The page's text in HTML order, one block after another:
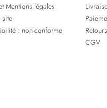
Mentions légales
site
: non-conforme
CGV